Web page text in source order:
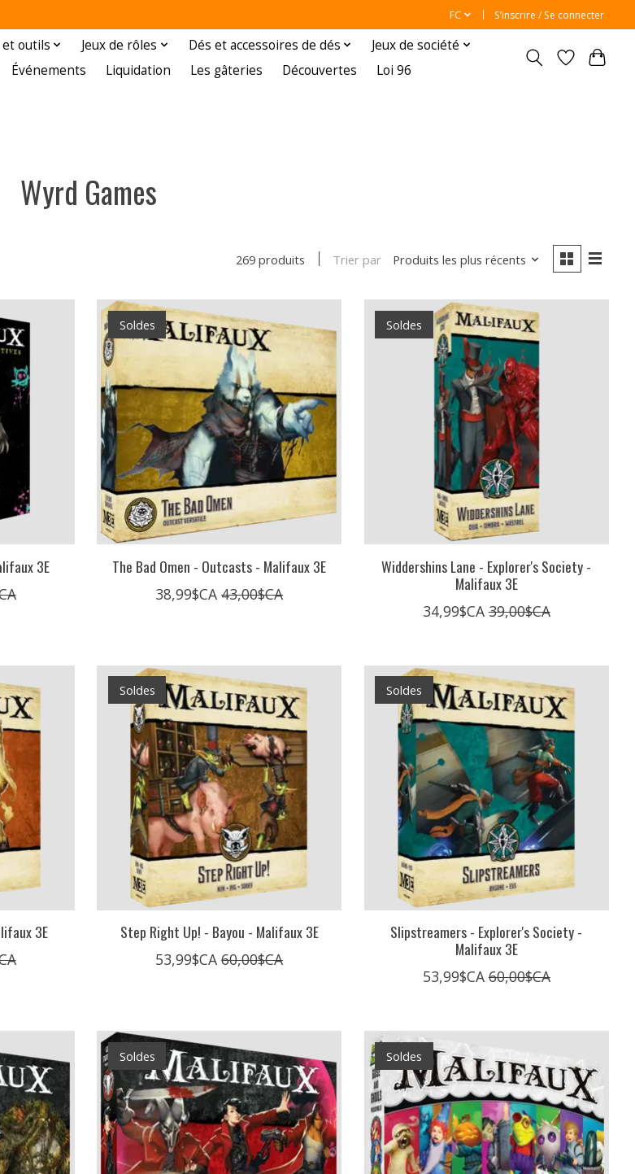
FC S’inscrire / Se connecter
outils Jeux de rôles Dés et accessoires de dés
Jeux de société
Événements Liquidation Les gâteries Découvertes Loi 96
Wyrd Games
269 produits Trier par Produits les plus récents
3E
Soldes
The Bad Omen - Outcasts - Malifaux 3E
38,99$CA 43,00$CA
Soldes
Widdershins Lane - Explorer's Society -
Malifaux 3E
34,99$CA 39,00$CA
3E
Soldes
Step Right Up! - Bayou - Malifaux 3E
53,99$CA 60,00$CA
Soldes
Slipstreamers - Explorer's Society -
Malifaux 3E
53,99$CA 60,00$CA
Soldes Soldes